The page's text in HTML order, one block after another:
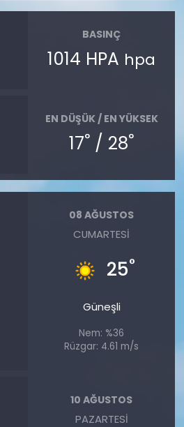
BASINÇ
1014 HPA hpa
EN DÜŞÜK / EN YÜKSEK
17° / 28°
08 AĞUSTOS
CUMARTESI
25°
Güneşli
Nem: %36
Rüzgar: 4.61 m/s
10 AĞUSTOS
PAZARTESI